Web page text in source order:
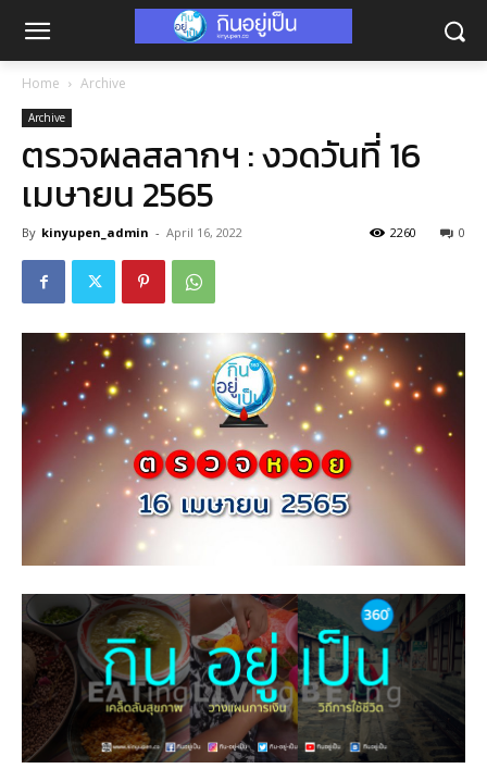
Home Archive
Archive
ตรวจผลสลากฯ : งวดวันที่ 16
เมษายน 2565
By kinyupen_admin - April 16, 2022 0
2260